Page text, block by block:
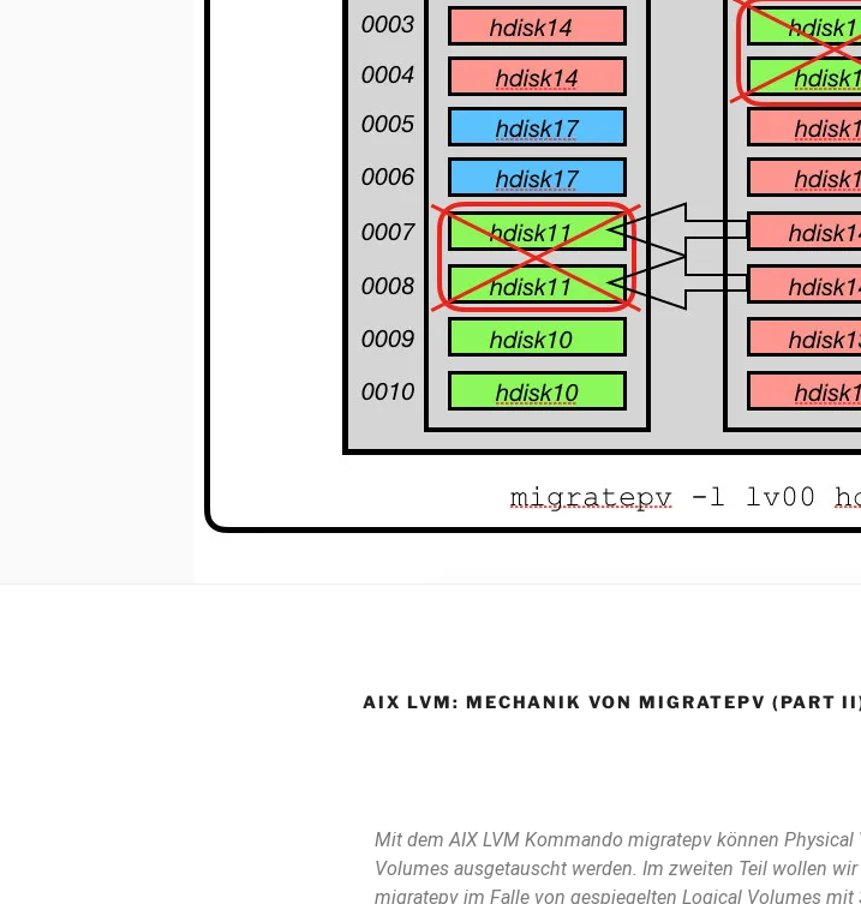
AIX LVM: MECHANIK VON MIGRATEPV (PART
Mit dem AIX LVM Kommando migratepv können
Volumes ausgetauscht werden. Im zweiten Teil wollen
migratepv im Falle von gespiegelten Logical Volumes mit